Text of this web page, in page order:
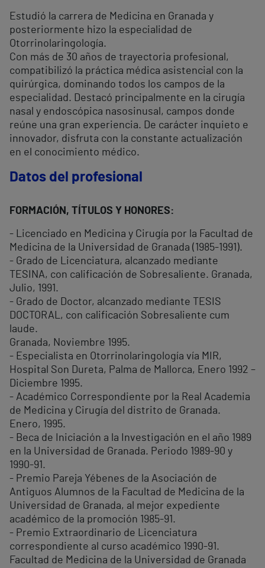
Estudió la carrera de Medicina en Granada y
posteriormente hizo la especialidad de
Otorrinolaringología.
Con más de 30 años de trayectoria profesional,
compatibilizó la práctica médica asistencial con la
quirúrgica, dominando todos los campos de la
especialidad. Destacó principalmente en la cirugía
nasal y endoscópica nasosinusal, campos donde
reúne una gran experiencia. De carácter inquieto e
innovador, disfruta con la constante actualización
en el conocimiento médico.
Datos del profesional
FORMACIÓN, TÍTULOS Y HONORES:
- Licenciado en Medicina y Cirugía por la Facultad de
Medicina de la Universidad de Granada (1985-1991).
- Grado de Licenciatura, alcanzado mediante
TESINA, con calificación de Sobresaliente. Granada,
Julio, 1991.
- Grado de Doctor, alcanzado mediante TESIS
DOCTORAL, con calificación Sobresaliente cum
laude.
Granada, Noviembre 1995.
- Especialista en Otorrinolaringología vía MIR,
Hospital Son Dureta, Palma de Mallorca, Enero 1992 –
Diciembre 1995.
- Académico Correspondiente por la Real Academia
de Medicina y Cirugía del distrito de Granada.
Enero, 1995.
- Beca de Iniciación a la Investigación en el año 1989
en la Universidad de Granada. Periodo 1989-90 y
1990-91.
- Premio Pareja Yébenes de la Asociación de
Antiguos Alumnos de la Facultad de Medicina de la
Universidad de Granada, al mejor expediente
académico de la promoción 1985-91.
- Premio Extraordinario de Licenciatura
correspondiente al curso académico 1990-91.
Facultad de Medicina de la Universidad de Granada